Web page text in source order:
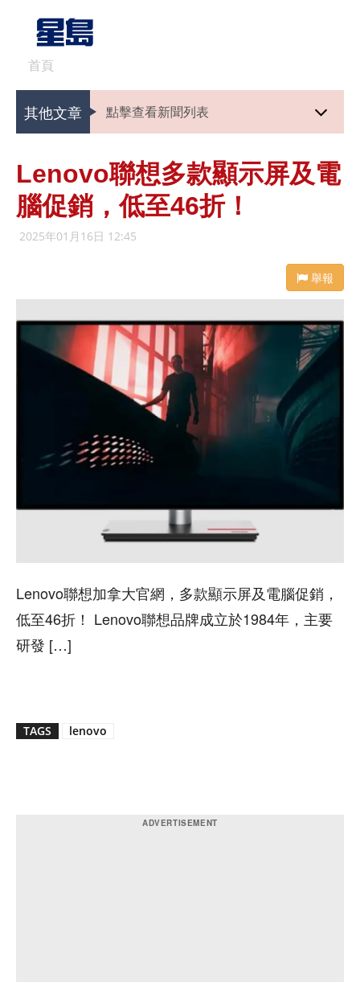
首頁
其他文章 點擊查看新聞列表
Lenovo聯想多款顯示屏及電
腦促銷，低至46折！
2025年01月16日 12:45
舉報
Lenovo聯想加拿大官網，多款顯示屏及電腦促銷，
低至46折！ Lenovo聯想品牌成立於1984年，主要
研發 […]
TAGS lenovo